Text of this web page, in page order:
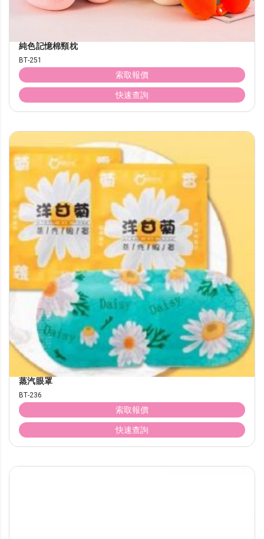
純色記憶棉頸枕
BT-251
索取報價
快速查詢
蒸汽眼罩
BT-236
索取報價
快速查詢